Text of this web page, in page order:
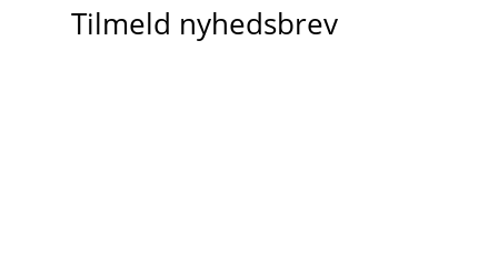
Tilmeld nyhedsbrev